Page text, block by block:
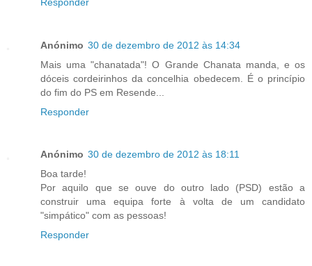
Anónimo 30 de dezembro de 2012 às 14:34
Mais uma "chanatada"! O Grande Chanata manda, e os
dóceis cordeirinhos da concelhia obedecem. É o princípio
do fim do PS em Resende...
Responder
Anónimo 30 de dezembro de 2012 às 18:11
Boa tarde!
Por aquilo que se ouve do outro lado (PSD) estão a
construir uma equipa forte à volta de um candidato
"simpático" com as pessoas!
Responder